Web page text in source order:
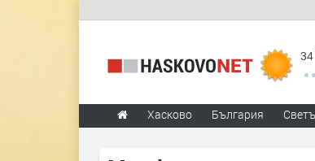
34
Хасково България